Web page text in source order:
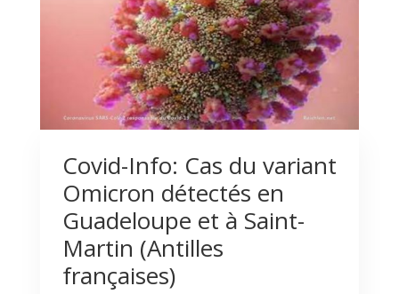
Covid-Info: Cas du variant
Omicron détectés en
Guadeloupe et à Saint-
Martin (Antilles
françaises)